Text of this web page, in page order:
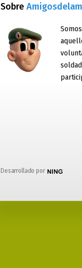
Sobre
Desarrollado por